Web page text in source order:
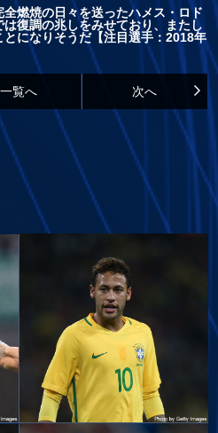
燃焼の日々を送ったハメス・ロド
復調の兆しをみせており、またし
になりそうだ【注目選手：2018年
一覧へ 次へ